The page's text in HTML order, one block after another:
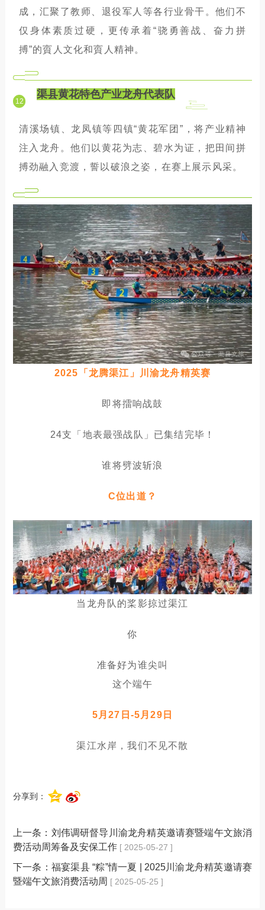
成，汇聚了教师、退役军人等各行业骨干。他们不
仅身体素质过硬，更传承着“骁勇善战、奋力拼
搏”的賨人文化和賨人精神。
12
渠县黄花特色产业龙舟代表队
清溪场镇、龙凤镇等四镇“黄花军团”，将产业精神
注入龙舟。他们以黄花为志、碧水为证，把田间拼
搏劲融入竞渡，誓以破浪之姿，在赛上展示风采。
2025「龙腾渠江」川渝龙舟精英赛
即将擂响战鼓
24支「地表最强战队」已集结完毕！
谁将劈波斩浪
C位出道？
当龙舟队的桨影掠过渠江
你
准备好为谁尖叫
这个端午
5月27日-5月29日
渠江水岸，我们不见不散
分享到：
上一条： 刘伟调研督导川渝龙舟精英邀请赛暨端午文旅消
费活动周筹备及安保工作 [ 2025-05-27 ]
下一条： 福宴渠县 “粽”情一夏 | 2025川渝龙舟精英邀请赛
暨端午文旅消费活动周 [ 2025-05-25 ]